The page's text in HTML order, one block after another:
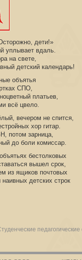
дети!»
уплывает вдаль.
на свете,
детский календарь!
объятья
СПО,
платьев,
всё цвело.
вечером не спится,
хор гитар.
потом зарница,
до боли комиссар.
бестолковых
вышел срок,
из ящиков почтовых
детских строк